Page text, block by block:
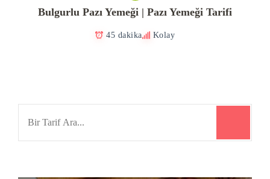
Bulgurlu Pazı Yemeği | Pazı Yemeği Tarifi
45 dakika Kolay